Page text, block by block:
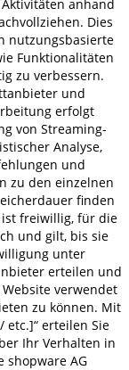
Versandkosten.
anhand
Dies
nutzungsbasierte
Funktionalitäten
zu verbessern.
und
erfolgt
von Streaming-
Analyse,
und
zu den einzelnen
finden
ist freiwillig, für die
und gilt, bis sie
unter
erteilen und
verwendet
zu können. Mit
etc.]“ erteilen Sie
Ihr Verhalten in
shopware AG